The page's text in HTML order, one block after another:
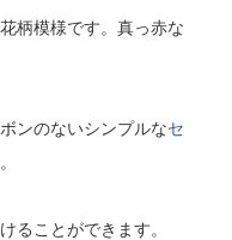
柄模様です。真っ赤な
ンのないシンプルなセ
ることができます。